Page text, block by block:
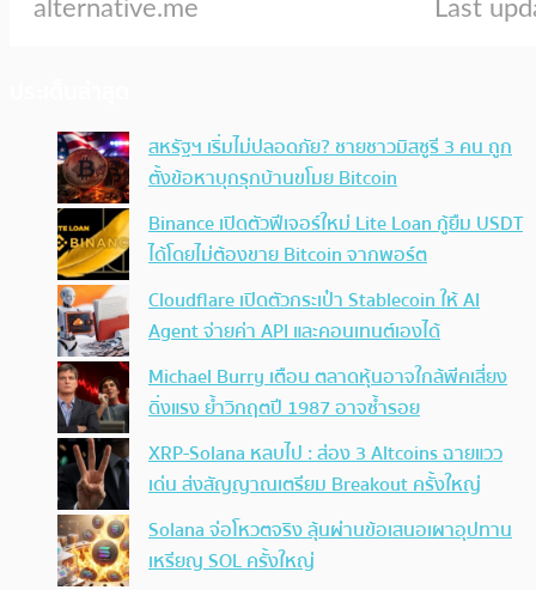
สหรัฐฯ เริ่มไม่ปลอดภัย? ชายชาวมิสซูรี 3 คน ถูก
ตั้งข้อหาบุกรุกบ้านขโมย Bitcoin
Binance เปิดตัวฟีเจอร์ใหม่ Lite Loan กู้ยืม USDT
ได้โดยไม่ต้องขาย Bitcoin จากพอร์ต
Cloudflare เปิดตัวกระเป๋า Stablecoin ให้ AI
Agent จ่ายค่า API และคอนเทนต์เองได้
Michael Burry เตือน ตลาดหุ้นอาจใกล้พีคเสี่ยง
ดิ่งแรง ย้ำวิกฤตปี 1987 อาจซ้ำรอย
XRP-Solana หลบไป : ส่อง 3 Altcoins ฉายแวว
เด่น ส่งสัญญาณเตรียม Breakout ครั้งใหญ่
Solana จ่อโหวตจริง ลุ้นผ่านข้อเสนอเผาอุปทาน
เหรียญ SOL ครั้งใหญ่